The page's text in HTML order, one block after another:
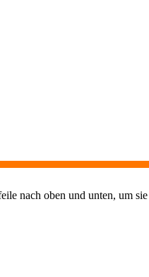
nach oben und unten, um